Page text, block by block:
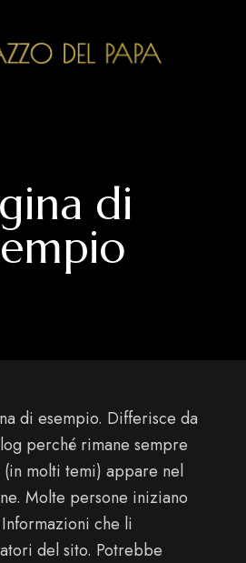
di
di esempio. Differisce da
perché rimane sempre
(in molti temi) appare nel
Molte persone iniziano
che li
del sito. Potrebbe